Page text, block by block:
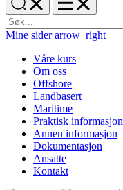
Mine sider arrow_right
Våre kurs
Om oss
Offshore
Landbasert
Maritime
Praktisk informasjon
Annen informasjon
Dokumentasjon
Ansatte
Kontakt